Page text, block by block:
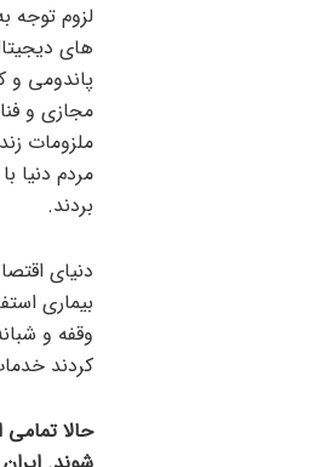
لزوم توجه
های
پاندومی و
مجازی و
ملزومات
مردم دنیا
بردند.
دنیای
بیماری
وقفه و
کردند